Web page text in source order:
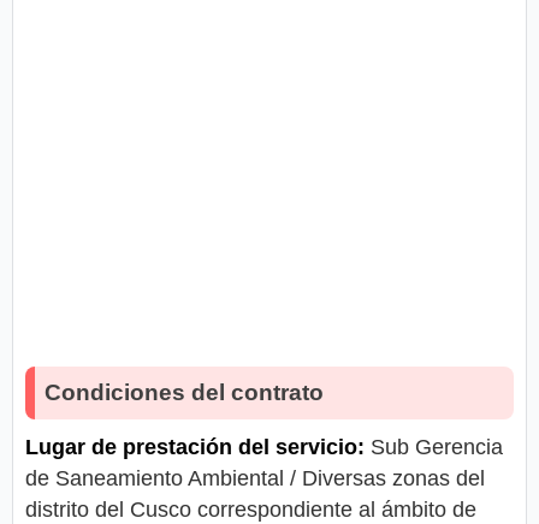
Condiciones del contrato
Lugar de prestación del servicio: Sub Gerencia
de Saneamiento Ambiental / Diversas zonas del
distrito del Cusco correspondiente al ámbito de